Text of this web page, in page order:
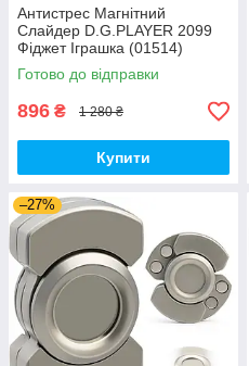
Антистрес Магнітний
Слайдер D.G.PLAYER 2099
Фіджет Іграшка (01514)
Готово до відправки
896 ₴ 1 280 ₴
Купити
–27%